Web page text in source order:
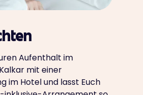
Aufenthalt im
mit einer
im Hotel und lasst Euch